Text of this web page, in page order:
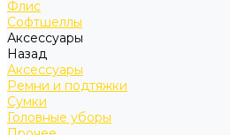
Флис
Софтшеллы
Аксессуары
Назад
Аксессуары
Ремни и подтяжки
Сумки
Головные уборы